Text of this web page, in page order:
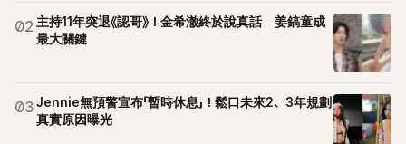
02 主持11年突退《認哥》！金希澈終於說真話 姜鎬童成
最大關鍵
03Jennie無預警宣布「暫時休息」！鬆口未來2、3年規劃
真實原因曝光